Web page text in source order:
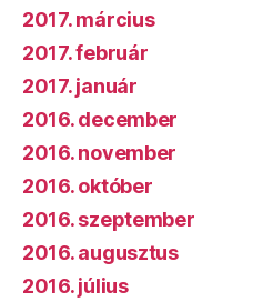
2017. március
2017. február
2017. január
2016. december
2016. november
2016. október
2016. szeptember
2016. augusztus
2016. július